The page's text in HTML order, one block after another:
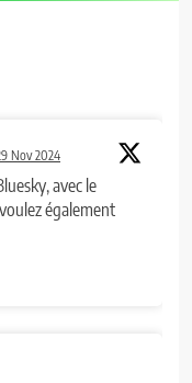
Nov 2024
avec le
également